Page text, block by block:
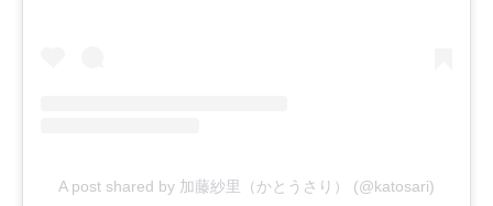
A post shared by 加藤紗里（かとうさり） (@katosari)